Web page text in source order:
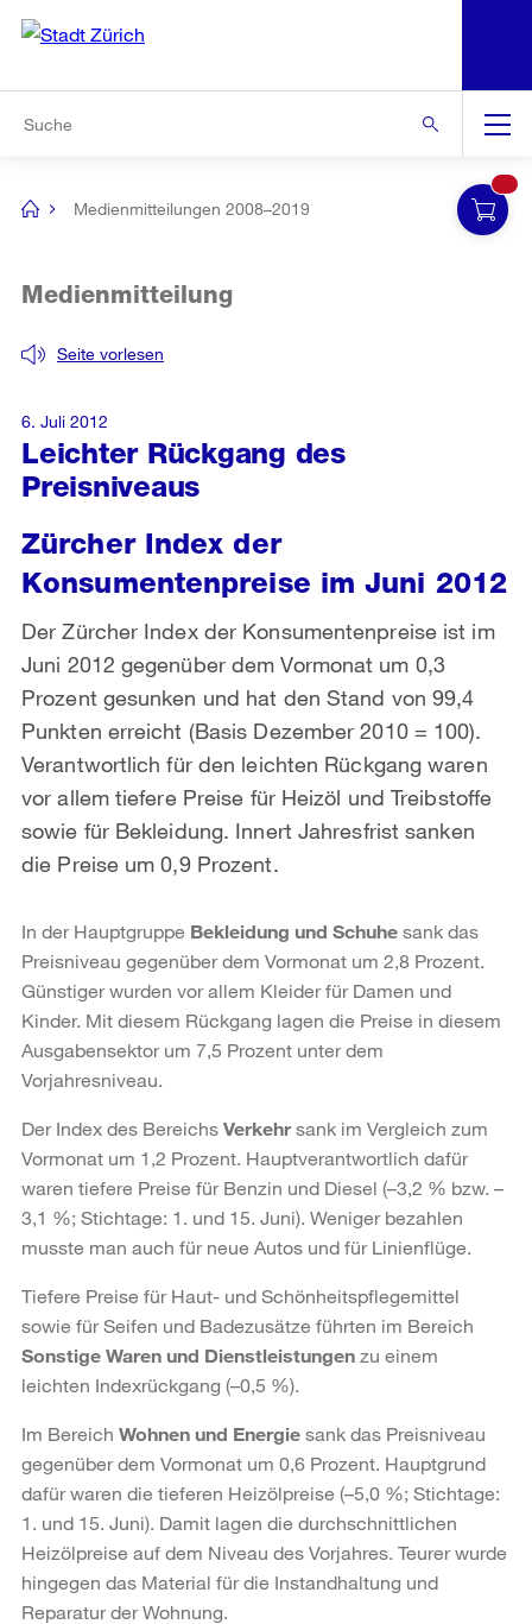
Navigation
[no
Medienmitteilungen 2008–2019
Leichter Rückgang des
Preisniveaus
Seite vorlesen
Medienmitteilung
Zürcher Index der
Konsumentenpreise im Juni 2012
Der Zürcher Index der Konsumentenpreise ist im
Juni 2012 gegenüber dem Vormonat um 0,3
Prozent gesunken und hat den Stand von 99,4
Punkten erreicht (Basis Dezember 2010 = 100).
Verantwortlich für den leichten Rückgang waren
vor allem tiefere Preise für Heizöl und Treibstoffe
sowie für Bekleidung. Innert Jahresfrist sanken
die Preise um 0,9 Prozent.
6. Juli 2012
In der Hauptgruppe Bekleidung und Schuhe sank das
Preisniveau gegenüber dem Vormonat um 2,8 Prozent.
Günstiger wurden vor allem Kleider für Damen und
Kinder. Mit diesem Rückgang lagen die Preise in diesem
Ausgabensektor um 7,5 Prozent unter dem
Vorjahresniveau.
Der Index des Bereichs Verkehrsank im Vergleich zum
Vormonat um 1,2 Prozent. Hauptverantwortlich dafür
waren tiefere Preise für Benzin und Diesel (–3,2 % bzw. –
3,1 %; Stichtage: 1. und 15. Juni). Weniger bezahlen
musste man auch für neue Autos und für Linienflüge.
Tiefere Preise für Haut- und Schönheitspflegemittel
sowie für Seifen und Badezusätze führten im Bereich
Sonstige Waren und Dienstleistungen zu einem
leichten Indexrückgang (–0,5 %).
Im Bereich Wohnen und Energie sank das Preisniveau
gegenüber dem Vormonat um 0,6 Prozent. Hauptgrund
dafür waren die tieferen Heizölpreise (–5,0 %; Stichtage:
1. und 15. Juni). Damit lagen die durchschnittlichen
Heizölpreise auf dem Niveau des Vorjahres. Teurer wurde
hingegen das Material für die Instandhaltung und
Reparatur der Wohnung.